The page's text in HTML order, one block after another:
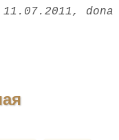
11.07.2011 dona